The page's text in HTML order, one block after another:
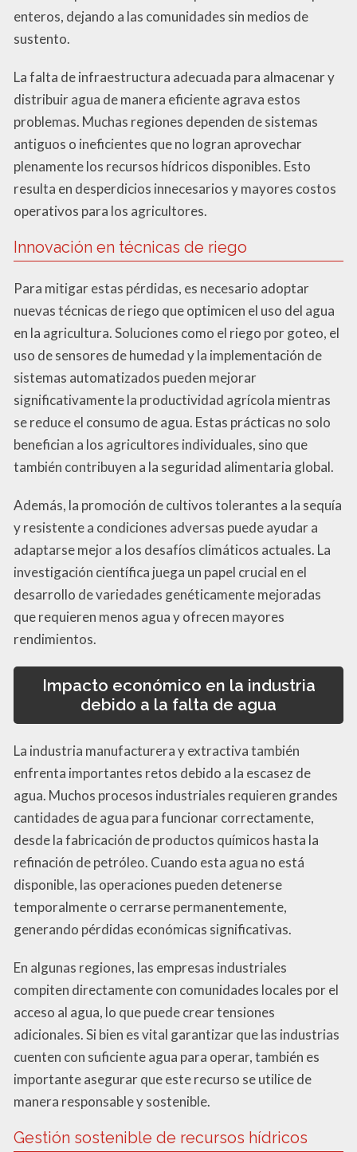
enteros, dejando a las comunidades sin medios de
sustento.
La falta de infraestructura adecuada para almacenar y
distribuir agua de manera eficiente agrava estos
problemas. Muchas regiones dependen de sistemas
antiguos o ineficientes que no logran aprovechar
plenamente los recursos hídricos disponibles. Esto
resulta en desperdicios innecesarios y mayores costos
operativos para los agricultores.
Innovación en técnicas de riego
Para mitigar estas pérdidas, es necesario adoptar
nuevas técnicas de riego que optimicen el uso del agua
en la agricultura. Soluciones como el riego por goteo, el
uso de sensores de humedad y la implementación de
sistemas automatizados pueden mejorar
significativamente la productividad agrícola mientras
se reduce el consumo de agua. Estas prácticas no solo
benefician a los agricultores individuales, sino que
también contribuyen a la seguridad alimentaria global.
Además, la promoción de cultivos tolerantes a la sequía
y resistente a condiciones adversas puede ayudar a
adaptarse mejor a los desafíos climáticos actuales. La
investigación científica juega un papel crucial en el
desarrollo de variedades genéticamente mejoradas
que requieren menos agua y ofrecen mayores
rendimientos.
Impacto económico en la industria
debido a la falta de agua
La industria manufacturera y extractiva también
enfrenta importantes retos debido a la escasez de
agua. Muchos procesos industriales requieren grandes
cantidades de agua para funcionar correctamente,
desde la fabricación de productos químicos hasta la
refinación de petróleo. Cuando esta agua no está
disponible, las operaciones pueden detenerse
temporalmente o cerrarse permanentemente,
generando pérdidas económicas significativas.
En algunas regiones, las empresas industriales
compiten directamente con comunidades locales por el
acceso al agua, lo que puede crear tensiones
adicionales. Si bien es vital garantizar que las industrias
cuenten con suficiente agua para operar, también es
importante asegurar que este recurso se utilice de
manera responsable y sostenible.
Gestión sostenible de recursos hídricos